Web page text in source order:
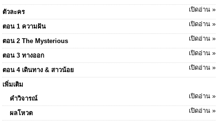
ตัวละคร
เปิดอ่าน »
ตอน 1 ความฝัน เปิดอ่าน »
ตอน 2 The Mysterious เปิดอ่าน »
ตอน 3 ทางออก เปิดอ่าน »
ตอน 4 เดินทาง & สาวน้อย เปิดอ่าน »
เพิ่มเติม
คำวิจารณ์
เปิดอ่าน »
ผลโหวต เปิดอ่าน »